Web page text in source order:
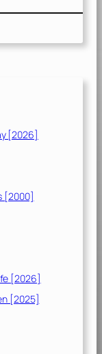
[2026]
[2000]
[2026]
[2025]